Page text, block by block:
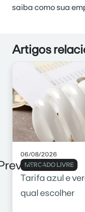
saiba como sua
Artigos
06/08/2026
MERCADO LIVRE
Tarifa azul e
qual escolher